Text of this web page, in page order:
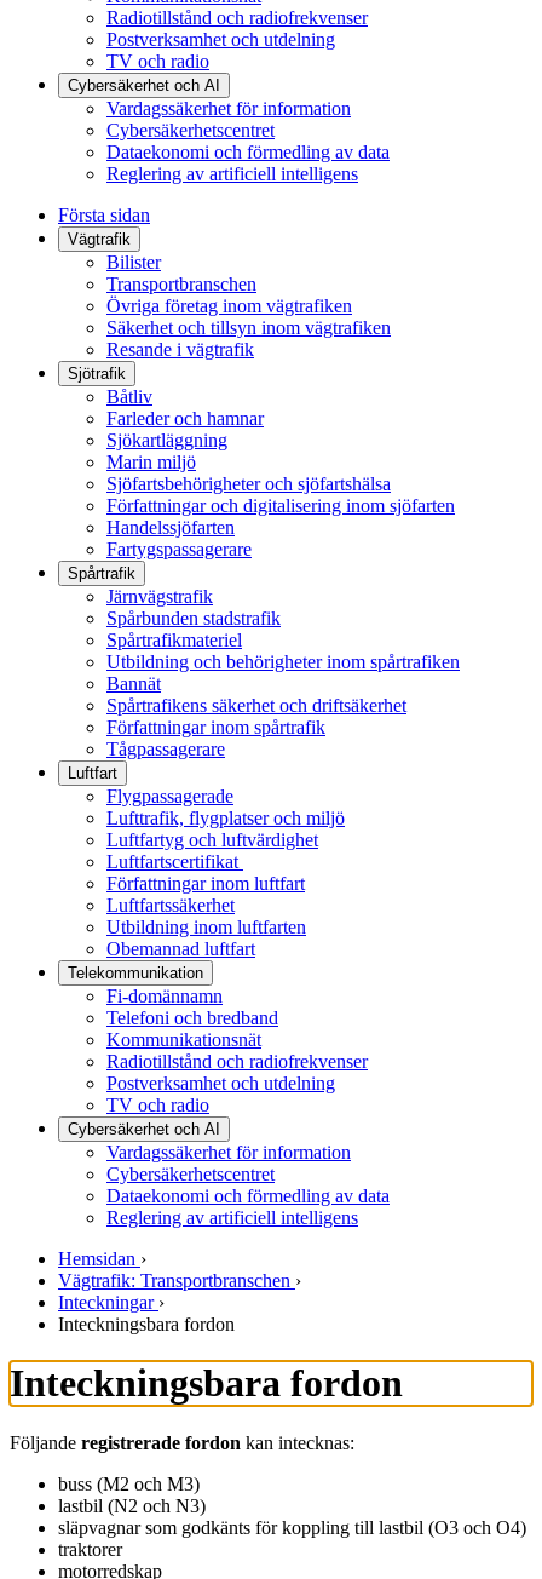
Radiotillstånd och radiofrekvenser
Postverksamhet och utdelning
TV och radio
Cybersäkerhet och AI
Vardagssäkerhet för information
Cybersäkerhetscentret
Dataekonomi och förmedling av data
Reglering av artificiell intelligens
Första sidan
Vägtrafik
Bilister
Transportbranschen
Övriga företag inom vägtrafiken
Säkerhet och tillsyn inom vägtrafiken
Resande i vägtrafik
Sjötrafik
Båtliv
Farleder och hamnar
Sjökartläggning
Marin miljö
Sjöfartsbehörigheter och sjöfartshälsa
Författningar och digitalisering inom sjöfarten
Handelssjöfarten
Fartygspassagerare
Spårtrafik
Järnvägstrafik
Spårbunden stadstrafik
Spårtrafikmateriel
Utbildning och behörigheter inom spårtrafiken
Bannät
Spårtrafikens säkerhet och driftsäkerhet
Författningar inom spårtrafik
Tågpassagerare
Luftfart
Flygpassagerade
Lufttrafik, flygplatser och miljö
Luftfartyg och luftvärdighet
Luftfartscertifikat
Författningar inom luftfart
Luftfartssäkerhet
Utbildning inom luftfarten
Obemannad luftfart
Telekommunikation
Fi-domännamn
Telefoni och bredband
Kommunikationsnät
Radiotillstånd och radiofrekvenser
Postverksamhet och utdelning
TV och radio
Cybersäkerhet och AI
Vardagssäkerhet för information
Cybersäkerhetscentret
Dataekonomi och förmedling av data
Reglering av artificiell intelligens
Hemsidan ›
Vägtrafik: Transportbranschen ›
Inteckningar ›
Inteckningsbara fordon
Inteckningsbara fordon
Följande registrerade fordon kan intecknas:
buss (M2 och M3)
lastbil (N2 och N3)
släpvagnar som godkänts för koppling till lastbil (O3 och O4)
traktorer
motorredskap